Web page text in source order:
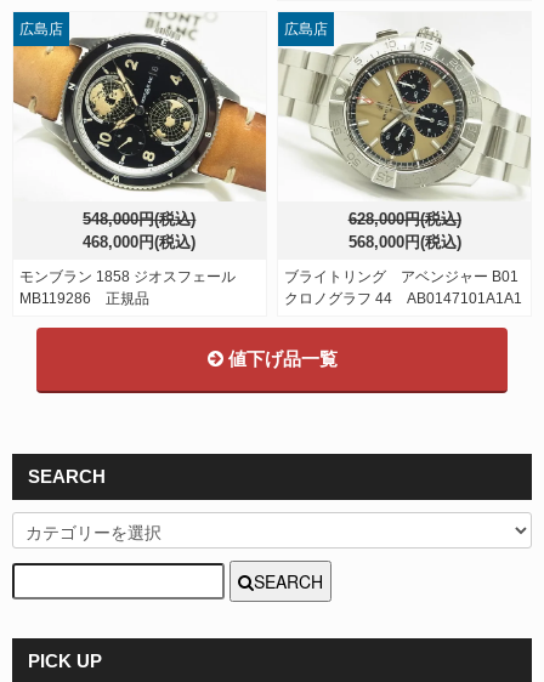
548,000円(税込)
468,000円(税込)
モンブラン 1858 ジオスフェール
MB119286 正規品
広島店
628,000円(税込)
568,000円(税込)
ブライトリング アベンジャー B01
クロノグラフ 44 AB0147101A1A1
広島店
値下げ品一覧
SEARCH
SEARCH
PICK UP